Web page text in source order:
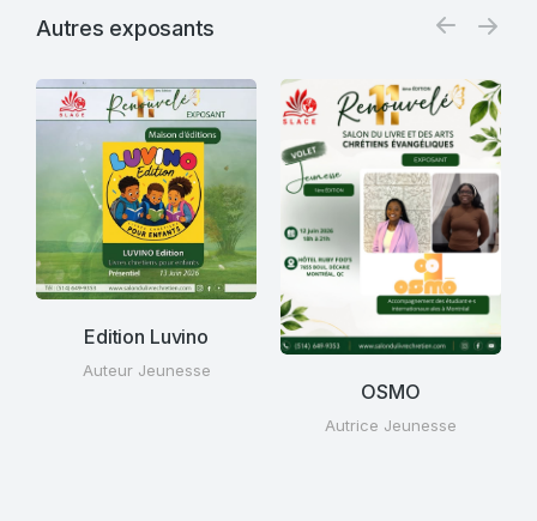
Autres exposants
Edition Luvino
Auteur Jeunesse
OSMO
Autrice Jeunesse